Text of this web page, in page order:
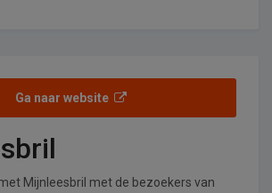
Ga naar website
Mijnleesbril met de bezoekers van